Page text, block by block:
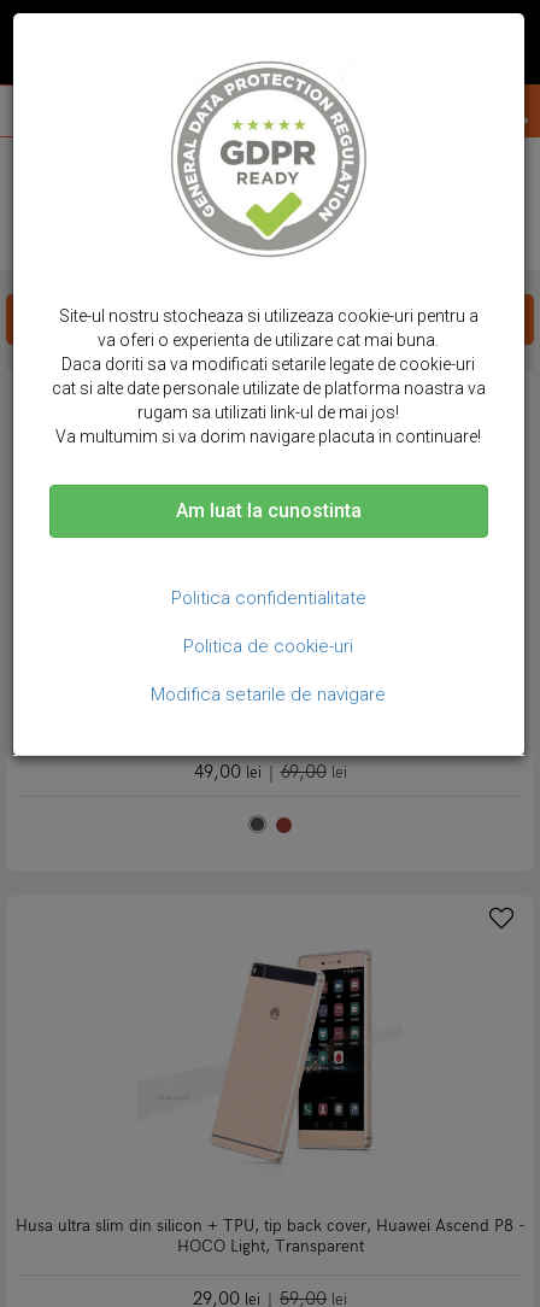
huse telefon huawei
HUSE HUAWEI - P8
FILTREAZA PRODUSE
Husa slim piele cu textura vintage, tip back cover, Huawei Ascend P8,
49,00lei 69,00 lei
Husa ultra slim din silicon + TPU, tip back cover, Huawei Ascend P8 -
HOCO Light, Transparent
29,00 lei 59,00 lei
Site-ul nostru stocheaza si utilizeaza cookie-uri pentru a
va oferi o experienta de utilizare cat mai buna.
Daca doriti sa va modificati setarile legate de cookie-uri
cat si alte date personale utilizate de platforma noastra va
rugam sa utilizati link-ul de mai jos!
Va multumim si va dorim navigare placuta in continuare!
Am luat la cunostinta
Politica confidentialitate
Politica de cookie-uri
Modifica setarile de navigare